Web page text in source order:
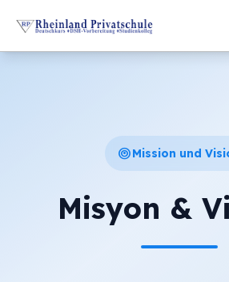
targetMission und
Misyon &